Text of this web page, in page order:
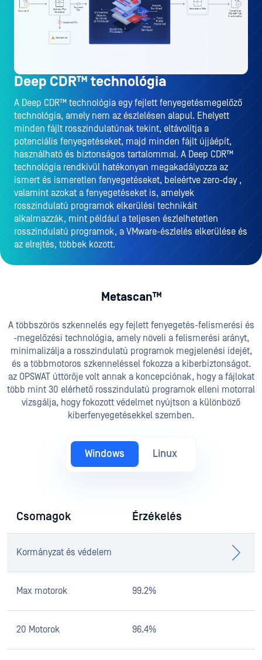
Deep CDR™ technológia
A Deep CDR™ technológia egy fejlett fenyegetésmegelőző
technológia, amely nem az észlelésen alapul. Ehelyett
minden fájlt rosszindulatúnak tekint, eltávolítja a
potenciális fenyegetéseket, majd minden fájlt újjáépít,
használható és biztonságos tartalommal. A Deep CDR™
technológia rendkívül hatékonyan megakadályozza az
ismert és ismeretlen fenyegetéseket, beleértve zero-day ,
valamint azokat a fenyegetéseket is, amelyek
rosszindulatú programok elkerülési technikáit
alkalmazzák, mint például a teljesen észlelhetetlen
rosszindulatú programok, a VMware-észlelés elkerülése és
az elrejtés, többek között.
Metascan™
A többszörös szkennelés egy fejlett fenyegetés-felismerési és
-megelőzési technológia, amely növeli a felismerési arányt,
minimalizálja a rosszindulatú programok megjelenési idejét,
és a többmotoros szkenneléssel fokozza a kiberbiztonságot.
az OPSWAT úttörője volt annak a koncepciónak, hogy a fájlokat
több mint 30 elérhető rosszindulatú programok elleni motorral
vizsgálja, hogy fokozott védelmet nyújtson a különböző
kiberfenyegetésekkel szemben.
Windows Linux
Csomagok Érzékelés
Kormányzat és védelem
Max motorok 99.2%
20 Motorok 96.4%